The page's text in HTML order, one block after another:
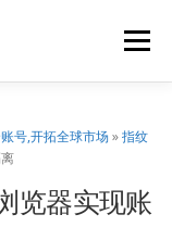
Menu
软件下载
号,开拓全球市场»指纹
览器实现账